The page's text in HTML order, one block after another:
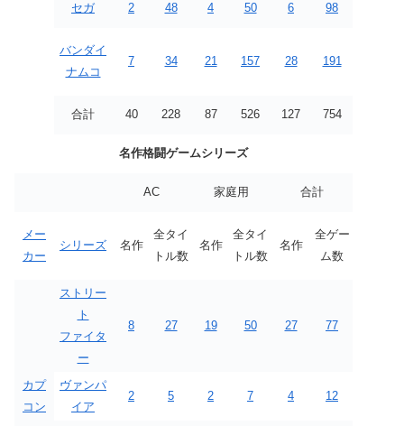
セガ 2 48 4 50 6 98
バンダイ
ナムコ
7 34 21 157 28 191
合計 40 228 87 526 127 754
名作格闘ゲームシリーズ
AC 家庭用 合計
メー
カー
シリーズ 名作
全タイ
トル数
名作
全タイ
トル数
名作
全ゲー
ム数
カプ
コン
ストリー
ト
ファイタ
ー
8 27 19 50 27 77
ヴァンパ
イア
2 5 2 7 4 12